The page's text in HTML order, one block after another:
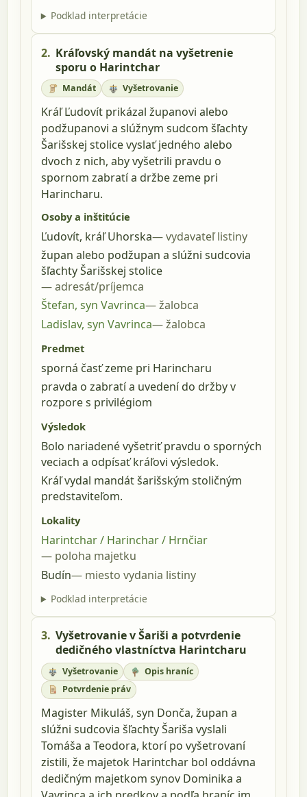
Podklad interpretácie
2. Kráľovský mandát na vyšetrenie
sporu o Harintchar
Mandát Vyšetrovanie
Kráľ Ľudovít prikázal županovi alebo
podžupanovi a slúžnym sudcom šľachty
Šarišskej stolice vyslať jedného alebo
dvoch z nich, aby vyšetrili pravdu o
spornom zabratí a držbe zeme pri
Harincharu.
Osoby a inštitúcie
Ľudovít, kráľ Uhorska
vydavateľ listiny
župan alebo podžupan a slúžni sudcovia
šľachty Šarišskej stolice
adresát/príjemca
Štefan, syn Vavrinca
žalobca
Ladislav, syn Vavrinca
žalobca
Predmet
sporná časť zeme pri Harincharu
pravda o zabratí a uvedení do držby v
rozpore s privilégiom
Výsledok
Bolo nariadené vyšetriť pravdu o sporných
veciach a odpísať kráľovi výsledok.
Kráľ vydal mandát šarišským stoličným
predstaviteľom.
Lokality
Harintchar / Harinchar / Hrnčiar
poloha majetku
Budín
miesto vydania listiny
Podklad interpretácie
3. Vyšetrovanie v Šariši a potvrdenie
dedičného vlastníctva Harintcharu
Vyšetrovanie
Opis hraníc
Potvrdenie práv
Magister Mikuláš, syn Donča, župan a
slúžni sudcovia šľachty Šariša vyslali
Tomáša a Teodora, ktorí po vyšetrovaní
zistili, že majetok Harintchar bol oddávna
dedičným majetkom synov Dominika a